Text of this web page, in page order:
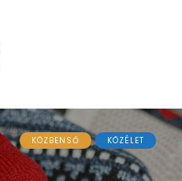
KÖZBENSŐ KÖZÉLET